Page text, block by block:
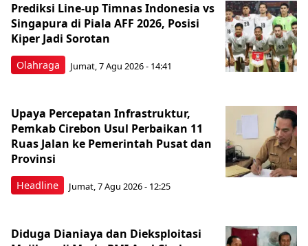
Olahraga
Prediksi Line-up Timnas Indonesia vs
Singapura di Piala AFF 2026, Posisi
Kiper Jadi Sorotan
Jumat, 7 Agu 2026 - 14:41
Headline
Upaya Percepatan Infrastruktur,
Pemkab Cirebon Usul Perbaikan 11
Ruas Jalan ke Pemerintah Pusat dan
Provinsi
Jumat, 7 Agu 2026 - 12:25
Diduga Dianiaya dan Dieksploitasi